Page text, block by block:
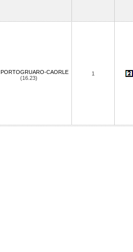
PORTOGRUARO-CAORLE
(16.23)
1